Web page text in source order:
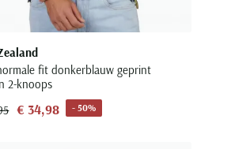
fit donkerblauw geprint
2-knoops
€ 34,98 - 50%